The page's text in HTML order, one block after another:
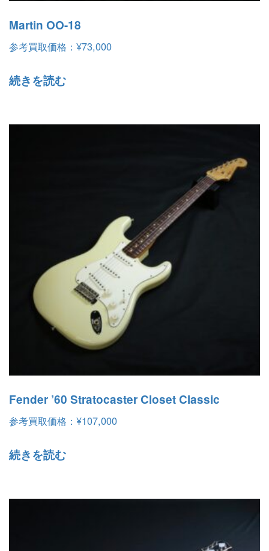
Martin OO-18
参考買取価格： ¥73,000
続きを読む
Fender ’60 Stratocaster Closet Classic
参考買取価格： ¥107,000
続きを読む